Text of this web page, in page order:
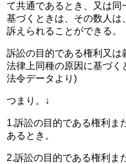
て共通であるとき、又は同
基づくときは、その数人は
訴えられることができる。
訴訟の目的である権利又
法律上同種の原因に基づく
法令データより)
つまり。↓
1.訴訟の目的である権利ま
あるとき。
2.訴訟の目的である権利ま